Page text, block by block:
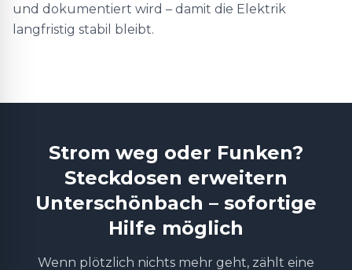
und dokumentiert wird – damit die Elektrik
langfristig stabil bleibt.
Strom weg oder Funken?
Steckdosen erweitern
Unterschönbach – sofortige
Hilfe möglich
Wenn plötzlich nichts mehr geht, zählt eine